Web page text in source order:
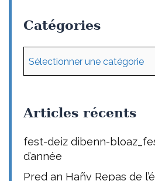
Catégories
Articles récents
fest-deiz dibenn-
d’année
Pred an Hañv Repas de